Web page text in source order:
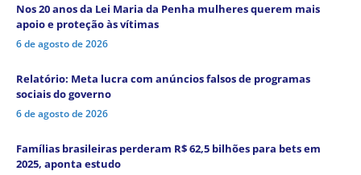
Nos 20 anos da Lei Maria da Penha mulheres querem mais
apoio e proteção às vítimas
6 de agosto de 2026
Relatório: Meta lucra com anúncios falsos de programas
sociais do governo
6 de agosto de 2026
Famílias brasileiras perderam R$ 62,5 bilhões para bets em
2025, aponta estudo